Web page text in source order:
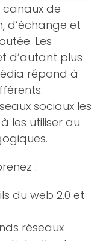
canaux de
d’échange et
Les
d’autant plus
répond à
sociaux les
les utiliser au
:
du web 2.0 et
réseaux